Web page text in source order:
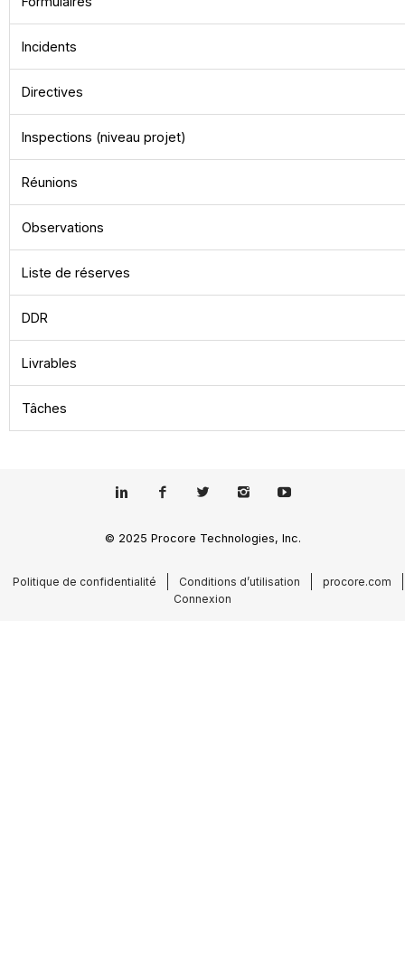
Incidents
Directives
Inspections (niveau projet)
Réunions
Observations
Liste de réserves
DDR
Livrables
Tâches
© 2025 Procore Technologies, Inc.
Politique de confidentialité Conditions d’utilisation
procore.com
Connexion